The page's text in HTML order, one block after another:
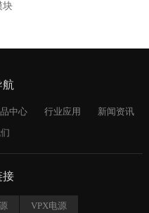
块
航
中心 行业应用
新闻资讯
接
VPX电源